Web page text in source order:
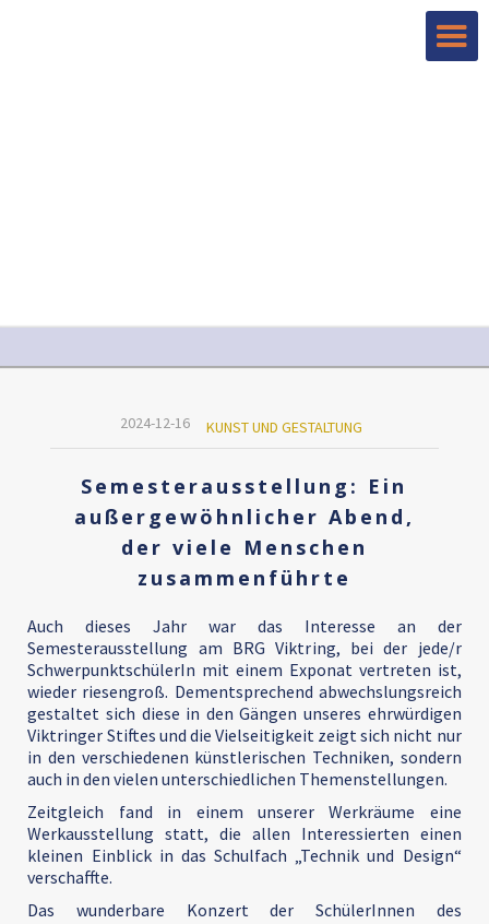
2024-12-16 KUNST UND GESTALTUNG
Semesterausstellung: Ein
außergewöhnlicher Abend,
der viele Menschen
zusammenführte
Auch dieses Jahr war das Interesse an der
Semesterausstellung am BRG Viktring, bei der jede/r
SchwerpunktschülerIn mit einem Exponat vertreten ist,
wieder riesengroß. Dementsprechend abwechslungsreich
gestaltet sich diese in den Gängen unseres ehrwürdigen
Viktringer Stiftes und die Vielseitigkeit zeigt sich nicht nur
in den verschiedenen künstlerischen Techniken, sondern
auch in den vielen unterschiedlichen Themenstellungen.
Zeitgleich fand in einem unserer Werkräume eine
Werkausstellung statt, die allen Interessierten einen
kleinen Einblick in das Schulfach „Technik und Design“
verschaffte.
Das wunderbare Konzert der SchülerInnen des